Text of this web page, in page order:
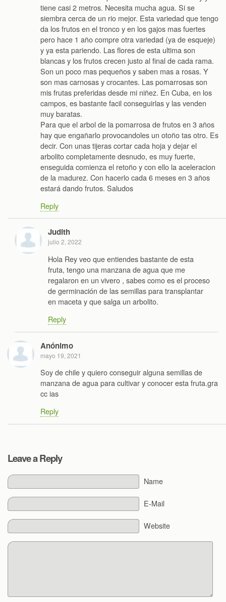
tiene casi 2 metros. Necesita mucha agua. Si se
siembra cerca de un rio mejor. Esta variedad que tengo
da los frutos en el tronco y en los gajos mas fuertes
pero hace 1 año compre otra variedad (ya de esqueje)
y ya esta pariendo. Las flores de esta ultima son
blancas y los frutos crecen justo al final de cada rama.
Son un poco mas pequeños y saben mas a rosas. Y
son mas carnosas y crocantes. Las pomarrosas son
mis frutas preferidas desde mi niñez. En Cuba, en los
campos, es bastante facil conseguirlas y las venden
muy baratas.
Para que el arbol de la pomarrosa de frutos en 3 años
hay que engañarlo provocandoles un otoño tas otro. Es
decir. Con unas tijeras cortar cada hoja y dejar el
arbolito completamente desnudo, es muy fuerte,
enseguida comienza el retoño y con ello la aceleracion
de la madurez. Con hacerlo cada 6 meses en 3 años
estará dando frutos. Saludos
Reply
Judith
julio 2, 2022
Hola Rey veo que entiendes bastante de esta
fruta, tengo una manzana de agua que me
regalaron en un vivero , sabes como es el proceso
de germinación de las semillas para transplantar
en maceta y que salga un arbolito.
Reply
Anónimo
mayo 19, 2021
Soy de chile y quiero conseguir alguna semillas de
manzana de agua para cultivar y conocer esta fruta.gra
cc ias
Reply
Leave a Reply
Name
E-Mail
Website